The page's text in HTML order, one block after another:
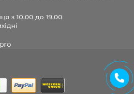
з 10.00 до 19.00